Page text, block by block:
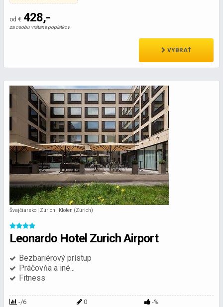
od € 428,-
za osobu vrátane poplatkov
VYBRAŤ
Švajčiarsko | Zürich | Kloten (Zürich)
Leonardo Hotel Zurich Airport
Bezbariérový prístup
Práčovňa a iné...
Fitness
-/6 0
-%